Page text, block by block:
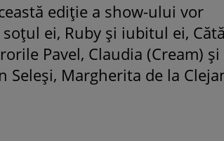
ediție a show-ului vor
ei, Ruby şi iubitul ei,
Pavel, Claudia (Cream) şi
Seleşi, Margherita de la